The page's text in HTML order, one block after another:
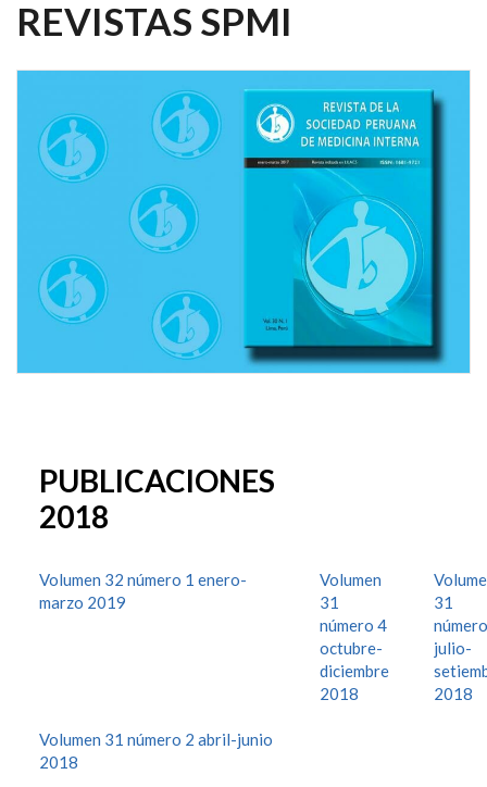
REVISTAS SPMI
PUBLICACIONES
2018
Volumen 32 número 1 enero-
marzo 2019
Volumen
31
número 4
octubre-
diciembre
2018
31
julio-
2018
Volumen 31 número 2 abril-junio
2018